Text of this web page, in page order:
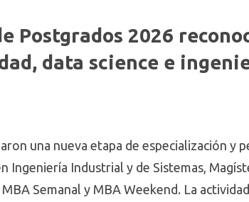
Postgrados 2026
data science e
una nueva etapa de especialización y
Ingeniería Industrial y de Sistemas,
Semanal y MBA Weekend. La